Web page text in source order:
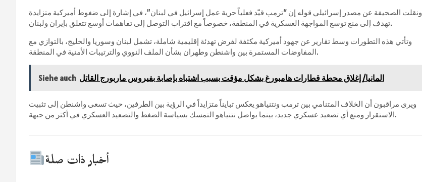
ونقلت الصحيفة عن مصدر إسرائيلي قوله إن “ترمب قيّد فعلياً حرية عمل إسرائيل في لبنان”، في إشارة إلى ضغوط أميركية متزايدة
تهدف إلى منع توسع المواجهة العسكرية في المنطقة، خصوصاً مع اقتراب التوصل إلى تفاهمات أوسع تتعلق بإيران ولبنان.
وتأتي هذه التطورات وسط تقارير عن جهود أميركية مكثفة لفرض تهدئة إقليمية شاملة، تشمل لبنان وسوريا والخليج، بالتوازي مع
المفاوضات المستمرة بين واشنطن وطهران بشأن الملف النووي والترتيبات الأمنية في المنطقة.
Siehe auch المانيا/ إغلاق محطة قطارات هامبورغ بشكل مؤقت بسبب اشتباه بإصابة بفيروس ماربورج القاتل
ويرى مراقبون أن الخلاف المتنامي بين ترمب ونتنياهو يعكس تبايناً متزايداً في الرؤية بين الطرفين، حيث تسعى واشنطن إلى تثبيت
الاستقرار ومنع أي تصعيد عسكري جديد، بينما يواصل نتنياهو التمسك بسياسة الضغط والتصعيد العسكري في أكثر من جبهة.
أخبار ذات صلة